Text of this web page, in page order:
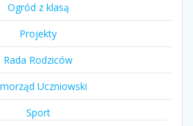
Ogród z klasą
Projekty
Rada Rodziców
Uczniowski
Sport